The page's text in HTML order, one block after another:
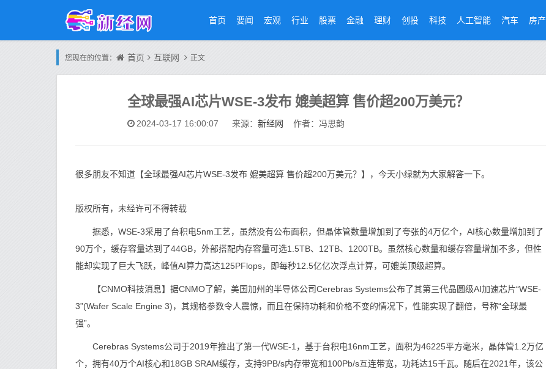
首页 要闻 宏观 行业 股票 金融 理财 创投 科技 人工智能 汽车 房产
您现在的位置： 首页 互联网 正文
全球最强AI芯片WSE-3发布 媲美超算 售价超200万美元？
2024-03-17 16:00:07 来源： 新经网 作者：冯思韵
很多朋友不知道【全球最强AI芯片WSE-3发布 媲美超算 售价超200万美元？】，今天小绿就为大家解答一下。
版权所有，未经许可不得转载
据悉，WSE-3采用了台积电5nm工艺，虽然没有公布面积，但晶体管数量增加到了夸张的4万亿个，AI核心数量增加到了
90万个，缓存容量达到了44GB，外部搭配内存容量可选1.5TB、12TB、1200TB。虽然核心数量和缓存容量增加不多，但性
能却实现了巨大飞跃，峰值AI算力高达125PFlops，即每秒12.5亿亿次浮点计算，可媲美顶级超算。
【CNMO科技消息】据CNMO了解，美国加州的半导体公司Cerebras Systems公布了其第三代晶圆级AI加速芯片“WSE-
3”(Wafer Scale Engine 3)，其规格参数令人震惊，而且在保持功耗和价格不变的情况下，性能实现了翻倍，号称“全球最
强”。
Cerebras Systems公司于2019年推出了第一代WSE-1，基于台积电16nm工艺，面积为46225平方毫米，晶体管1.2万亿
个，拥有40万个AI核心和18GB SRAM缓存，支持9PB/s内存带宽和100Pb/s互连带宽，功耗达15千瓦。随后在2021年，该公